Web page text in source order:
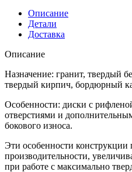
Описание
Детали
Доставка
Описание
Назначение: гранит, твердый
твердый кирпич, бордюрный
Особенности: диски с
отверстиями и
бокового износа.
Эти особенности конструкции
производительности,
при работе с максимально